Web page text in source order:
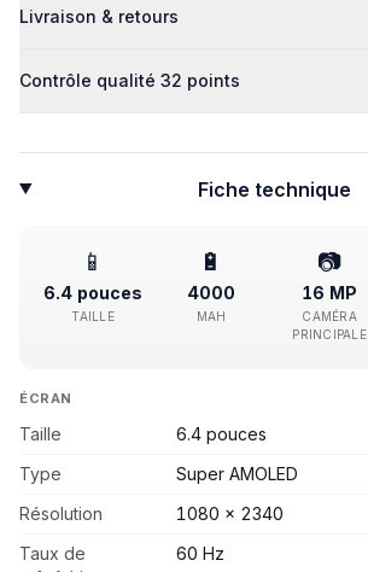
Livraison & retours
Contrôle qualité 32 points
Fiche technique
📱
6.4 pouces
TAILLE
🔋
4000
MAH
📷
16 MP
CAMÉRA
PRINCIPALE
ÉCRAN
Taille
6.4 pouces
Type
Super AMOLED
Résolution
1080 x 2340
Taux de
60 Hz